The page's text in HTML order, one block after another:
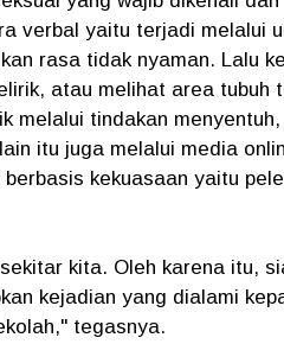
verbal yaitu terjadi melalui
rasa tidak nyaman. Lalu
atau melihat area tubuh
melalui tindakan
itu juga melalui media
kekuasaan yaitu
kita. Oleh karena itu,
kejadian yang dialami
tegasnya.